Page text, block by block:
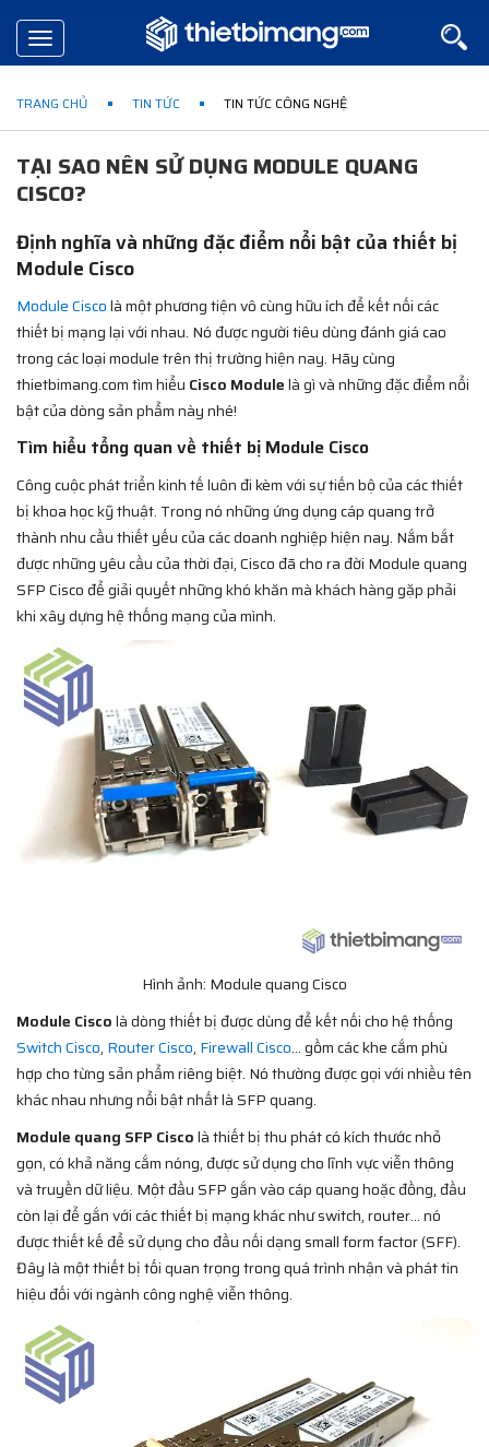
Toggle
navigation
TRANG CHỦ TIN TỨC TIN TỨC CÔNG NGHỆ
TẠI SAO NÊN SỬ DỤNG MODULE QUANG
CISCO?
Định nghĩa và những đặc điểm nổi bật của thiết bị
Module Cisco
Module Ciscolà một phương tiện vô cùng hữu ích để kết nối các
thiết bị mạng lại với nhau. Nó được người tiêu dùng đánh giá cao
trong các loại module trên thị trường hiện nay. Hãy cùng
thietbimang.com tìm hiểu Cisco Modulelà gì và những đặc điểm nổi
bật của dòng sản phẩm này nhé!
Tìm hiểu tổng quan về thiết bị Module Cisco
Công cuộc phát triển kinh tế luôn đi kèm với sự tiến bộ của các thiết
bị khoa học kỹ thuật. Trong nó những ứng dụng cáp quang trở
thành nhu cầu thiết yếu của các doanh nghiệp hiện nay. Nắm bắt
được những yêu cầu của thời đại, Cisco đã cho ra đời Module quang
SFP Cisco để giải quyết những khó khăn mà khách hàng gặp phải
khi xây dựng hệ thống mạng của mình.
Hình ảnh: Module quang Cisco
Module Ciscolà dòng thiết bị được dùng để kết nối cho hệ thống
Switch Cisco, Router Cisco, Firewall Cisco… gồm các khe cắm phù
hợp cho từng sản phẩm riêng biệt. Nó thường được gọi với nhiều tên
khác nhau nhưng nổi bật nhất là SFP quang.
Module quang SFP Ciscolà thiết bị thu phát có kích thước nhỏ
gọn, có khả năng cắm nóng, được sử dụng cho lĩnh vực viễn thông
và truyền dữ liệu. Một đầu SFP gắn vào cáp quang hoặc đồng, đầu
còn lại để gắn với các thiết bị mạng khác như switch, router… nó
được thiết kế để sử dụng cho đầu nối dạng small form factor (SFF).
Đây là một thiết bị tối quan trọng trong quá trình nhận và phát tin
hiệu đối với ngành công nghệ viễn thông.